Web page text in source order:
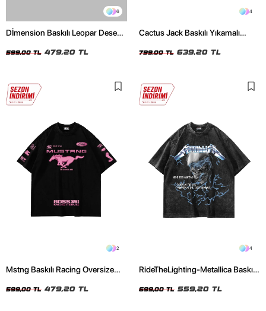
6
Dİmension Baskılı Leopar Desenli
Tshirt
599,00 TL 479,20 TL
4
Cactus Jack Baskılı Yıkamalı
799,00 TL 639,20 TL
2
Mstng Baskılı Racing Oversize
599,00 TL 479,20 TL
4
RideTheLighting-Metallica Baskılı
Tshirt
699,00 TL 559,20 TL